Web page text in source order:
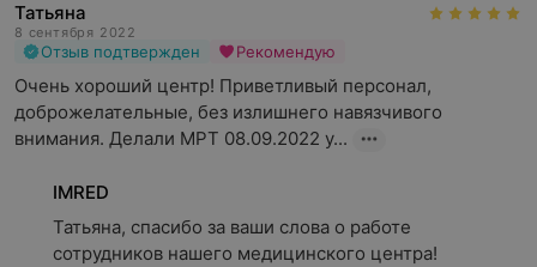
Татьяна
8 сентября 2022
Отзыв подтвержден Рекомендую
Очень хороший центр! Приветливый персонал,
доброжелательные, без излишнего навязчивого
внимания. Делали МРТ 08.09.2022 у...
IMRED
Татьяна, спасибо за ваши слова о работе
сотрудников нашего медицинского центра!